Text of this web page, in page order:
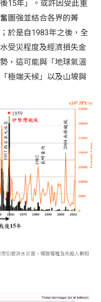
15年」。或許因受此重
圖強並結合各界的菁
於是自1983年之後，全
受災程度及經濟損失金
，這可能與「地球氣溫
極端天候」以及山坡與
引發洪水災害，導致罹難及失蹤人數和